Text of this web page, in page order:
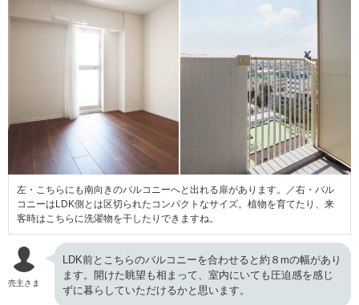
左・こちらにも南向きのバルコニーへと出れる扉があります。／右・バル
コニーはLDK側とは区切られたコンパクトなサイズ。植物を育てたり、来
客時はこちらに洗濯物を干したりできますね。
売主さま
LDK前とこちらのバルコニーを合わせると約８mの幅があり
ます。開けた眺望も相まって、室内にいても圧迫感を感じ
ずに暮らしていただけるかと思います。